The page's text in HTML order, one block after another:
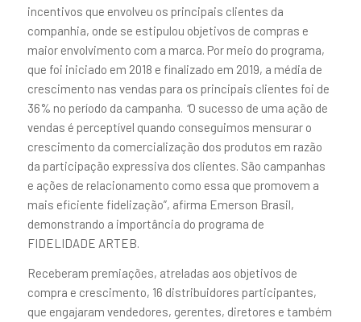
incentivos que envolveu os principais clientes da
companhia, onde se estipulou objetivos de compras e
maior envolvimento com a marca. Por meio do programa,
que foi iniciado em 2018 e finalizado em 2019, a média de
crescimento nas vendas para os principais clientes foi de
36% no período da campanha. “O sucesso de uma ação de
vendas é perceptível quando conseguimos mensurar o
crescimento da comercialização dos produtos em razão
da participação expressiva dos clientes. São campanhas
e ações de relacionamento como essa que promovem a
mais eficiente fidelização”, afirma Emerson Brasil,
demonstrando a importância do programa de
FIDELIDADE ARTEB.
Receberam premiações, atreladas aos objetivos de
compra e crescimento, 16 distribuidores participantes,
que engajaram vendedores, gerentes, diretores e também